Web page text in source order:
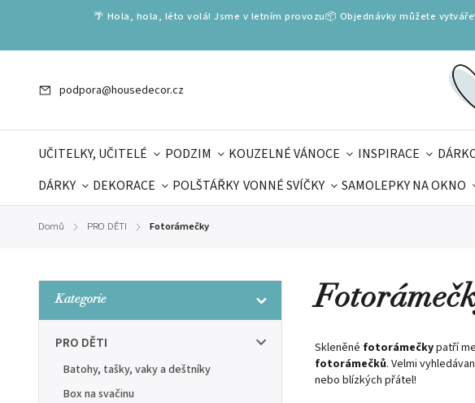
🌴 Hola, hola, léto volá! Jsme v letním provozu📦 Objednávky můžete
podpora@housedecor.cz
UČITELKY, UČITELÉ PODZIM KOUZELNÉ VÁNOCE INSPIRACE
DÁRKY
DEKORACE POLŠTÁŘKY VONNÉ SVÍČKY SAMOLEPKY NA OKNO
SLOVENSKÉ SPECIÁLY
Domů / PRO DĚTI / Fotorámečky
Kategorie
PRO DĚTI
Batohy, tašky, vaky a deštníky
Box na svačinu
Skleněné fotorámečkypatří
fotorámečků. Velmi
nebo blízkých přátel!